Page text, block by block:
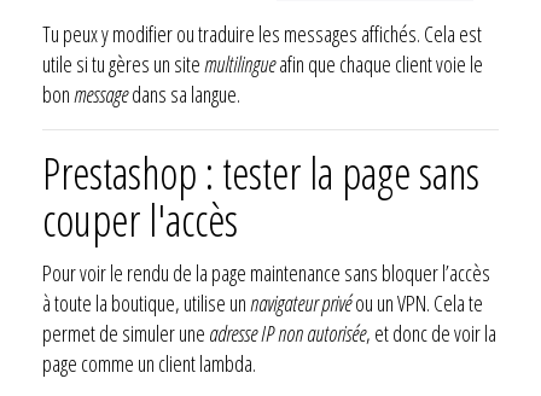
Tu peux y modifier ou traduire les messages affichés. Cela est
utile si tu gères un site multilingueafin que chaque client voie le
bon messagedans sa langue.
Prestashop : tester la page sans
couper l'accès
Pour voir le rendu de la page maintenance sans bloquer l’accès
à toute la boutique, utilise un navigateur privéou un VPN. Cela te
permet de simuler une adresse IP non autorisée, et donc de voir la
page comme un client lambda.